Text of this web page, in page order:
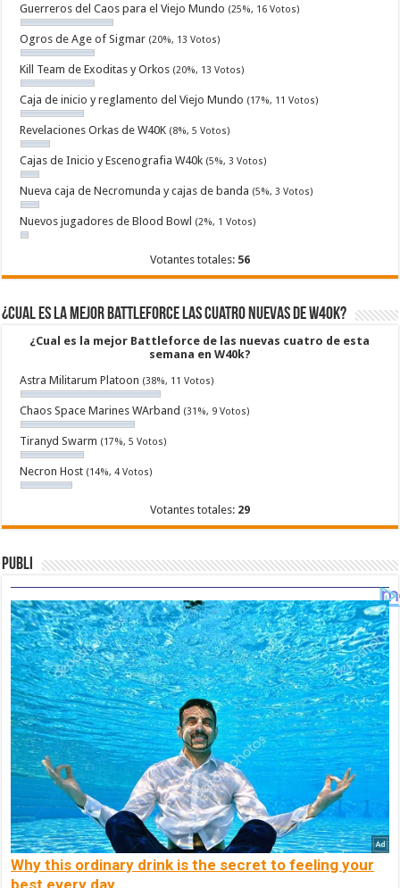
Guerreros del Caos para el Viejo Mundo (25%, 16 Votos)
Ogros de Age of Sigmar (20%, 13 Votos)
Kill Team de Exoditas y Orkos (20%, 13 Votos)
Caja de inicio y reglamento del Viejo Mundo (17%, 11 Votos)
Revelaciones Orkas de W40K (8%, 5 Votos)
Cajas de Inicio y Escenografia W40k (5%, 3 Votos)
Nueva caja de Necromunda y cajas de banda (5%, 3 Votos)
Nuevos jugadores de Blood Bowl (2%, 1 Votos)
Votantes totales: 56
¿Cual es la mejor Battleforce las cuatro nuevas de W40k?
¿Cual es la mejor Battleforce de las nuevas cuatro de esta
semana en W40k?
Astra Militarum Platoon (38%, 11 Votos)
Chaos Space Marines WArband (31%, 9 Votos)
Tiranyd Swarm (17%, 5 Votos)
Necron Host (14%, 4 Votos)
Votantes totales: 29
Publi
Why this ordinary drink is the secret to feeling your
best every day